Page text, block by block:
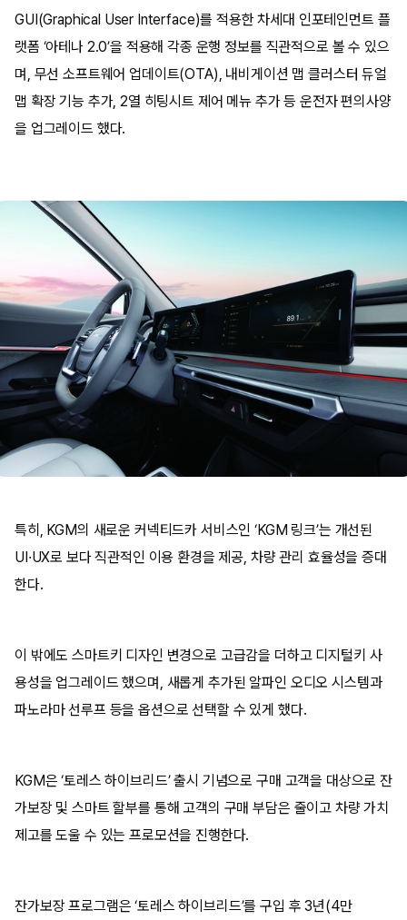
GUI(Graphical User Interface)를 적용한 차세대 인포테인먼트 플
랫폼 ‘아테나 2.0’을 적용해 각종 운행 정보를 직관적으로 볼 수 있으
며, 무선 소프트웨어 업데이트(OTA), 내비게이션 맵 클러스터 듀얼
맵 확장 기능 추가, 2열 히팅시트 제어 메뉴 추가 등 운전자 편의사양
을 업그레이드 했다.
특히, KGM의 새로운 커넥티드카 서비스인 ‘KGM 링크’는 개선된
UI·UX로 보다 직관적인 이용 환경을 제공, 차량 관리 효율성을 증대
한다.
이 밖에도 스마트키 디자인 변경으로 고급감을 더하고 디지털키 사
용성을 업그레이드 했으며, 새롭게 추가된 알파인 오디오 시스템과
파노라마 선루프 등을 옵션으로 선택할 수 있게 했다.
KGM은 ‘토레스 하이브리드’ 출시 기념으로 구매 고객을 대상으로 잔
가보장 및 스마트 할부를 통해 고객의 구매 부담은 줄이고 차량 가치
제고를 도울 수 있는 프로모션을 진행한다.
잔가보장 프로그램은 ‘토레스 하이브리드’를 구입 후 3년(4만